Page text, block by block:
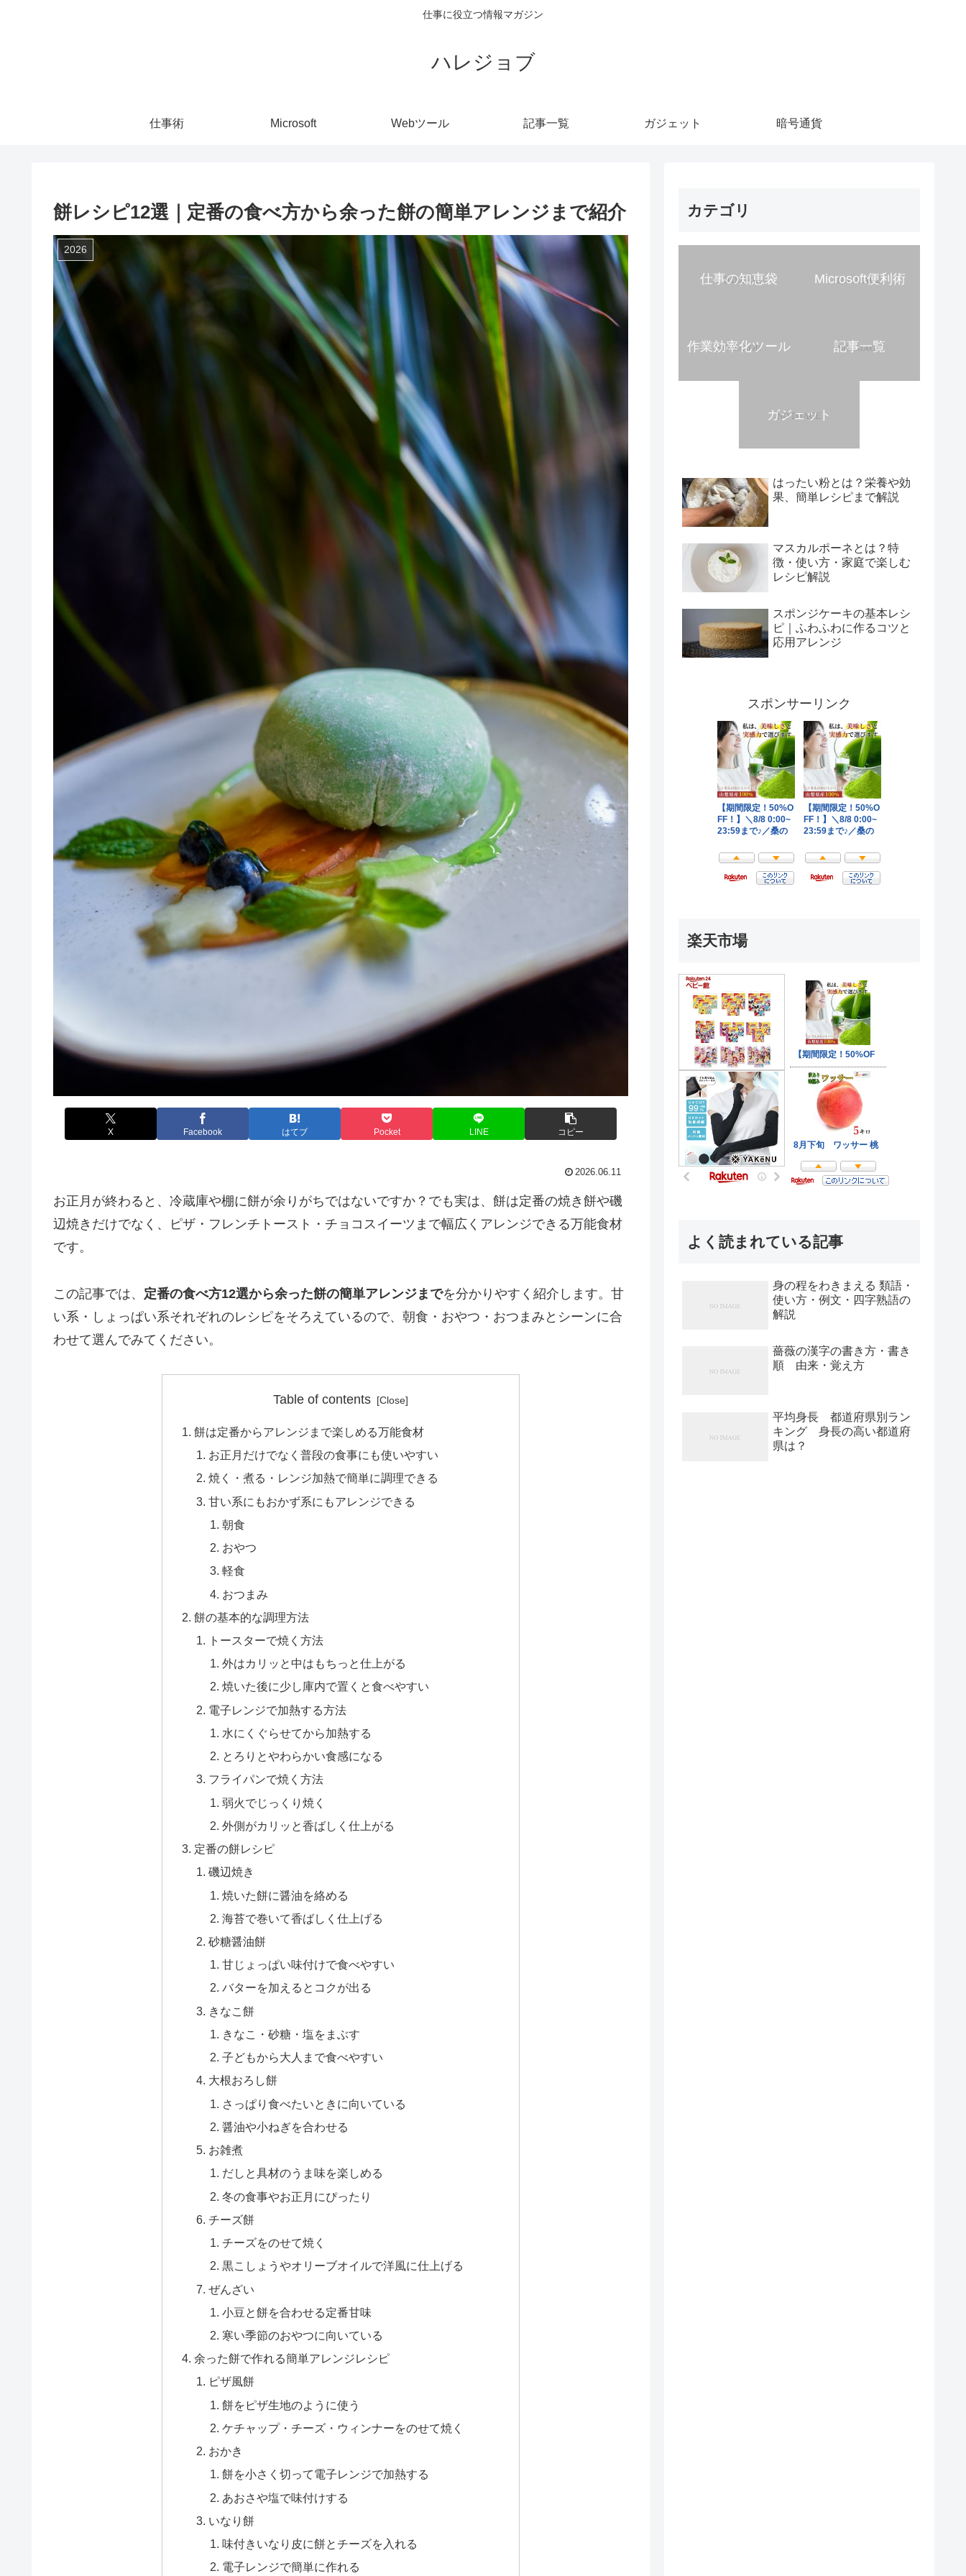
仕事に役立つ情報マガジン
ハレジョブ
仕事術 Microsoft Webツール 記事一覧 ガジェット 暗号通貨
餅レシピ12選｜定番の食べ方から余った餅の簡単アレンジまで紹介
2026
X Facebook はてブ Pocket LINE コピー
2026.06.11
お正月が終わると、冷蔵庫や棚に餅が余りがちではないですか？でも実は、餅は定番の焼き餅や磯
辺焼きだけでなく、ピザ・フレンチトースト・チョコスイーツまで幅広くアレンジできる万能食材
です。
この記事では、 定番の食べ方12選から余った餅の簡単アレンジまでを分かりやすく紹介します。甘
い系・しょっぱい系それぞれのレシピをそろえているので、朝食・おやつ・おつまみとシーンに合
わせて選んでみてください。
Table of contents
餅は定番からアレンジまで楽しめる万能食材
お正月だけでなく普段の食事にも使いやすい
焼く・煮る・レンジ加熱で簡単に調理できる
甘い系にもおかず系にもアレンジできる
朝食
おやつ
軽食
おつまみ
餅の基本的な調理方法
トースターで焼く方法
外はカリッと中はもちっと仕上がる
焼いた後に少し庫内で置くと食べやすい
電子レンジで加熱する方法
水にくぐらせてから加熱する
とろりとやわらかい食感になる
フライパンで焼く方法
弱火でじっくり焼く
外側がカリッと香ばしく仕上がる
定番の餅レシピ
磯辺焼き
焼いた餅に醤油を絡める
海苔で巻いて香ばしく仕上げる
砂糖醤油餅
甘じょっぱい味付けで食べやすい
バターを加えるとコクが出る
きなこ餅
きなこ・砂糖・塩をまぶす
子どもから大人まで食べやすい
大根おろし餅
さっぱり食べたいときに向いている
醤油や小ねぎを合わせる
お雑煮
だしと具材のうま味を楽しめる
冬の食事やお正月にぴったり
チーズ餅
チーズをのせて焼く
黒こしょうやオリーブオイルで洋風に仕上げる
ぜんざい
小豆と餅を合わせる定番甘味
寒い季節のおやつに向いている
余った餅で作れる簡単アレンジレシピ
ピザ風餅
餅をピザ生地のように使う
ケチャップ・チーズ・ウィンナーをのせて焼く
おかき
餅を小さく切って電子レンジで加熱する
あおさや塩で味付けする
いなり餅
味付きいなり皮に餅とチーズを入れる
電子レンジで簡単に作れる
カテゴリ
仕事の知恵袋 Microsoft便利術
作業効率化ツール 記事一覧
ガジェット
はったい粉とは？栄養や効
果、簡単レシピまで解説
マスカルポーネとは？特
徴・使い方・家庭で楽しむ
レシピ解説
スポンジケーキの基本レシ
ピ｜ふわふわに作るコツと
応用アレンジ
スポンサーリンク
楽天市場
よく読まれている記事
身の程をわきまえる 類語・
使い方・例文・四字熟語の
解説
薔薇の漢字の書き方・書き
順 由来・覚え方
平均身長 都道府県別ラン
キング 身長の高い都道府
県は？